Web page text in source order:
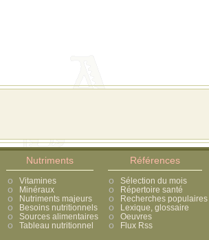
Nutriments
Vitamines
Minéraux
Nutriments majeurs
Besoins nutritionnels
Sources alimentaires
Tableau nutritionnel
Références
Sélection du mois
Répertoire santé
Recherches populaires
Lexique, glossaire
Oeuvres
Flux Rss